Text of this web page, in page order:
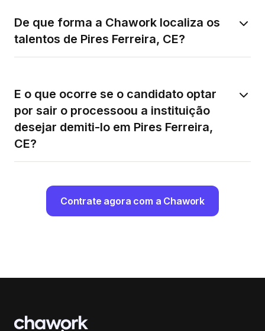
De que forma a Chawork localiza os
talentos de Pires Ferreira, CE?
E o que ocorre se o candidato optar
por sair o processoou a instituição
desejar demiti-lo em Pires Ferreira,
CE?
Contrate agora com a Chawork